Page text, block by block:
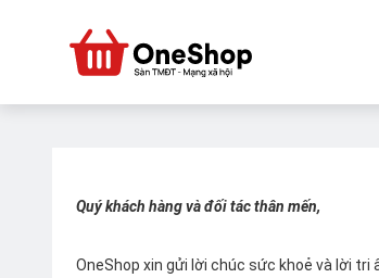
Quý khách hàng và đối tác thân mến,
OneShop xin gửi lời chúc sức khoẻ và lời